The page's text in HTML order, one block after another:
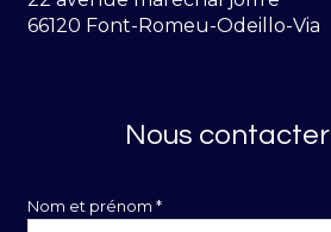
66120 Font-Romeu-Odeillo-Via
Nous contacter
Nom et prénom *